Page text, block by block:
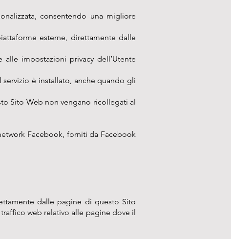
consentendo una migliore
esterne, direttamente dalle
impostazioni privacy dell’Utente
è installato, anche quando gli
Sito Web non vengano ricollegati al
Facebook, forniti da Facebook
dalle pagine di questo Sito
web relativo alle pagine dove il